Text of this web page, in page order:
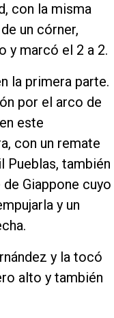
con la misma
un córner,
y marcó el 2 a 2.
la primera parte.
por el arco de
este
con un remate
Pueblas, también
Giappone cuyo
y un
y la tocó
alto y también